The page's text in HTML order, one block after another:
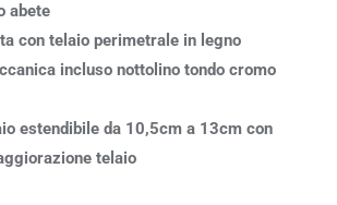
abete
con telaio perimetrale in legno
incluso nottolino tondo cromo
estendibile da 10,5cm a 13cm con
telaio